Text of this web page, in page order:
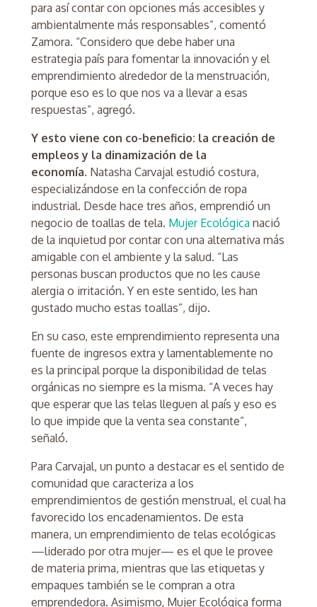
para así contar con opciones más accesibles y
ambientalmente más responsables”, comentó
Zamora. “Considero que debe haber una
estrategia país para fomentar la innovación y el
emprendimiento alrededor de la menstruación,
porque eso es lo que nos va a llevar a esas
respuestas”, agregó.
Y esto viene con co-beneficio: la creación de
empleos y la dinamización de la
economía. Natasha Carvajal estudió costura,
especializándose en la confección de ropa
industrial. Desde hace tres años, emprendió un
negocio de toallas de tela. Mujer Ecológica nació
de la inquietud por contar con una alternativa más
amigable con el ambiente y la salud. “Las
personas buscan productos que no les cause
alergia o irritación. Y en este sentido, les han
gustado mucho estas toallas”, dijo.
En su caso, este emprendimiento representa una
fuente de ingresos extra y lamentablemente no
es la principal porque la disponibilidad de telas
orgánicas no siempre es la misma. “A veces hay
que esperar que las telas lleguen al país y eso es
lo que impide que la venta sea constante”,
señaló.
Para Carvajal, un punto a destacar es el sentido de
comunidad que caracteriza a los
emprendimientos de gestión menstrual, el cual ha
favorecido los encadenamientos. De esta
manera, un emprendimiento de telas ecológicas
—liderado por otra mujer— es el que le provee
de materia prima, mientras que las etiquetas y
empaques también se le compran a otra
emprendedora. Asimismo, Mujer Ecológica forma